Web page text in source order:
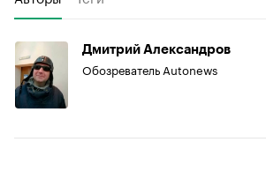
Дмитрий Александров
Обозреватель Autonews